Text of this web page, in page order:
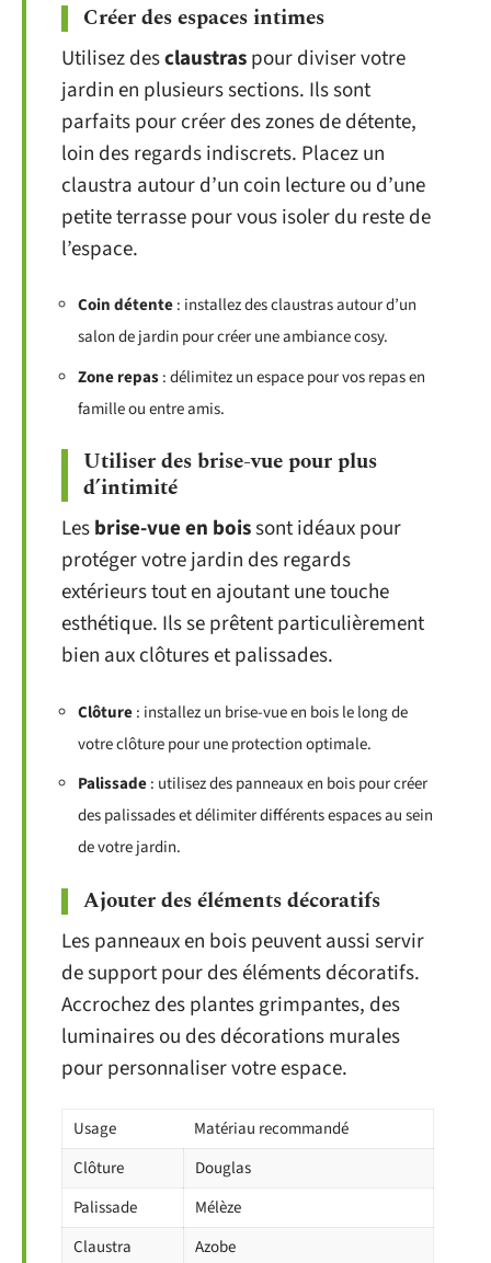
Créer des espaces intimes
Utilisez desclaustraspour diviser votre
jardin en plusieurs sections. Ils sont
parfaits pour créer des zones de détente,
loin des regards indiscrets. Placez un
claustra autour d’un coin lecture ou d’une
petite terrasse pour vous isoler du reste de
l’espace.
Coin détente: installez des claustras autour d’un
salon de jardin pour créer une ambiance cosy.
Zone repas: délimitez un espace pour vos repas en
famille ou entre amis.
Utiliser des brise-vue pour plus
d’intimité
Lesbrise-vue en boissont idéaux pour
protéger votre jardin des regards
extérieurs tout en ajoutant une touche
esthétique. Ils se prêtent particulièrement
bien aux clôtures et palissades.
Clôture: installez un brise-vue en bois le long de
votre clôture pour une protection optimale.
Palissade: utilisez des panneaux en bois pour créer
des palissades et délimiter différents espaces au sein
de votre jardin.
Ajouter des éléments décoratifs
Les panneaux en bois peuvent aussi servir
de support pour des éléments décoratifs.
Accrochez des plantes grimpantes, des
luminaires ou des décorations murales
pour personnaliser votre espace.
Usage
Matériau recommandé
Clôture
Douglas
Palissade
Mélèze
Claustra
Azobe